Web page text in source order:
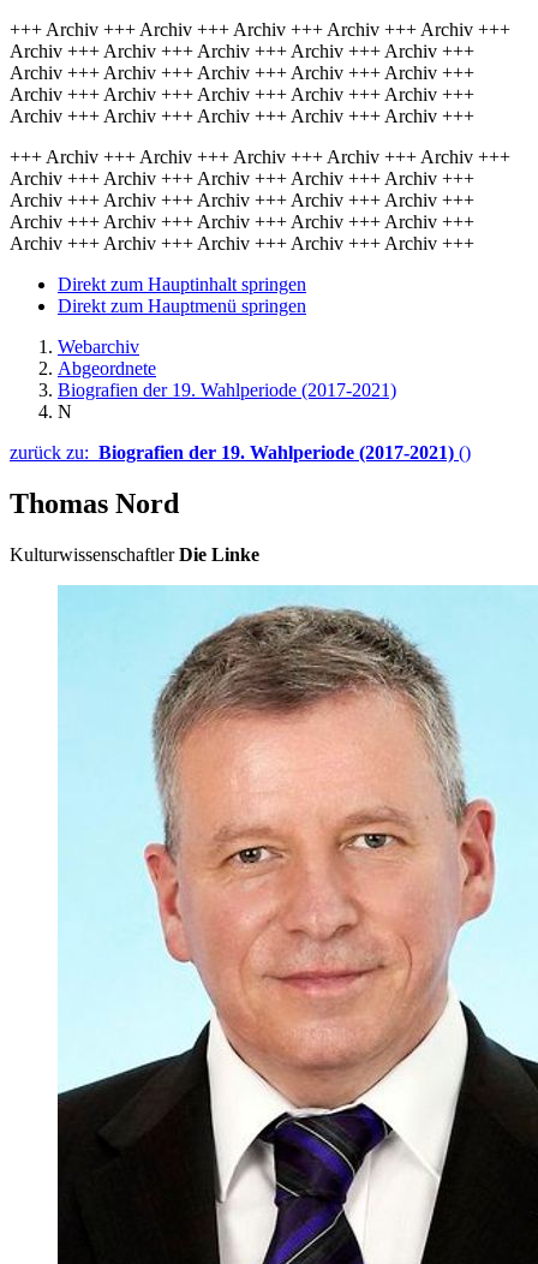
+++ Archiv +++ Archiv +++ Archiv +++ Archiv +++ Archiv +++
Archiv +++ Archiv +++ Archiv +++ Archiv +++ Archiv +++
Archiv +++ Archiv +++ Archiv +++ Archiv +++ Archiv +++
Archiv +++ Archiv +++ Archiv +++ Archiv +++ Archiv +++
Archiv +++ Archiv +++ Archiv +++ Archiv +++ Archiv +++
+++ Archiv +++ Archiv +++ Archiv +++ Archiv +++ Archiv +++
Archiv +++ Archiv +++ Archiv +++ Archiv +++ Archiv +++
Archiv +++ Archiv +++ Archiv +++ Archiv +++ Archiv +++
Archiv +++ Archiv +++ Archiv +++ Archiv +++ Archiv +++
Archiv +++ Archiv +++ Archiv +++ Archiv +++ Archiv +++
Direkt zum Hauptinhalt springen
Direkt zum Hauptmenü springen
Webarchiv
Abgeordnete
Biografien der 19. Wahlperiode (2017-2021)
N
zurück zu: Biografien der 19. Wahlperiode (2017-2021) ()
Thomas Nord
Kulturwissenschaftler Die Linke